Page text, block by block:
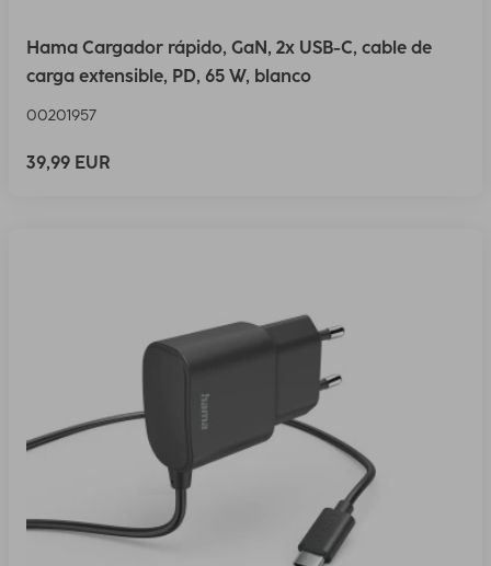
Hama Cargador rápido, GaN, 2x USB-C, cable de
carga extensible, PD, 65 W, blanco
00201957
39,99 EUR